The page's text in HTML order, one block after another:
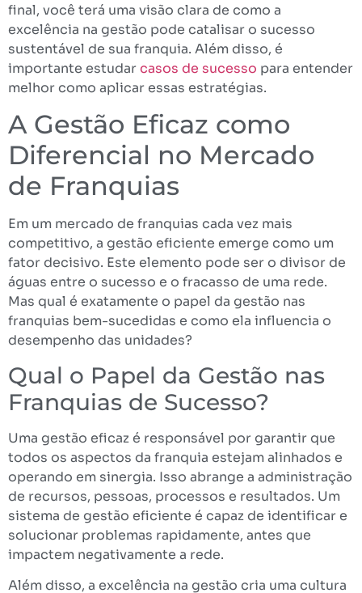
final, você terá uma visão clara de como a
excelência na gestão pode catalisar o sucesso
sustentável de sua franquia. Além disso, é
importante estudarcasos de sucesso para entender
melhor como aplicar essas estratégias.
A Gestão Eficaz como
Diferencial no Mercado
de Franquias
Em um mercado de franquias cada vez mais
competitivo, a gestão eficiente emerge como um
fator decisivo. Este elemento pode ser o divisor de
águas entre o sucesso e o fracasso de uma rede.
Mas qual é exatamente o papel da gestão nas
franquias bem-sucedidas e como ela influencia o
desempenho das unidades?
Qual o Papel da Gestão nas
Franquias de Sucesso?
Uma gestão eficaz é responsável por garantir que
todos os aspectos da franquia estejam alinhados e
operando em sinergia. Isso abrange a administração
de recursos, pessoas, processos e resultados. Um
sistema de gestão eficiente é capaz de identificar e
solucionar problemas rapidamente, antes que
impactem negativamente a rede.
Além disso, a excelência na gestão cria uma cultura